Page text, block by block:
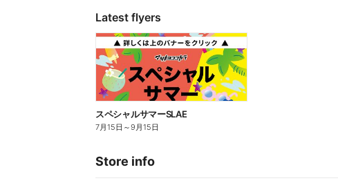
Latest flyers
スペシャルサマーSLAE
7月15日 ～9月15日
Store info